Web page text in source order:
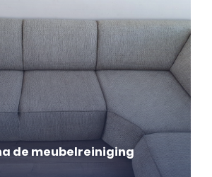
de meubelreiniging